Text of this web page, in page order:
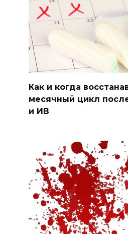
Как и когда
месячный цикл
и ИВ